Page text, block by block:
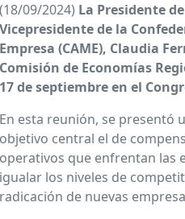
(18/09/2024) La Presidente
Vicepresidente de la
Empresa (CAME), Claudia
Comisión de Economías
17 de septiembre en el
En esta reunión, se presentó
objetivo central el de
operativos que enfrentan las
igualar los niveles de
radicación de nuevas